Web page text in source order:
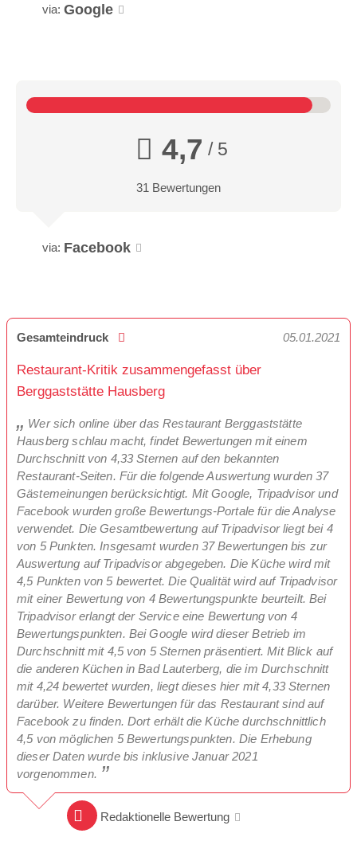
via: Google
4,7 / 5
31 Bewertungen
via: Facebook
Gesamteindruck 05.01.2021
Restaurant-Kritik zusammengefasst über
Berggaststätte Hausberg
Wer sich online über das Restaurant Berggaststätte
Hausberg schlau macht, findet Bewertungen mit einem
Durchschnitt von 4,33 Sternen auf den bekannten
Restaurant-Seiten. Für die folgende Auswertung wurden 37
Gästemeinungen berücksichtigt. Mit Google, Tripadvisor und
Facebook wurden große Bewertungs-Portale für die Analyse
verwendet. Die Gesamtbewertung auf Tripadvisor liegt bei 4
von 5 Punkten. Insgesamt wurden 37 Bewertungen bis zur
Auswertung auf Tripadvisor abgegeben. Die Küche wird mit
4,5 Punkten von 5 bewertet. Die Qualität wird auf Tripadvisor
mit einer Bewertung von 4 Bewertungspunkte beurteilt. Bei
Tripadvisor erlangt der Service eine Bewertung von 4
Bewertungspunkten. Bei Google wird dieser Betrieb im
Durchschnitt mit 4,5 von 5 Sternen präsentiert. Mit Blick auf
die anderen Küchen in Bad Lauterberg, die im Durchschnitt
mit 4,24 bewertet wurden, liegt dieses hier mit 4,33 Sternen
darüber. Weitere Bewertungen für das Restaurant sind auf
Facebook zu finden. Dort erhält die Küche durchschnittlich
4,5 von möglichen 5 Bewertungspunkten. Die Erhebung
dieser Daten wurde bis inklusive Januar 2021
vorgenommen.
Redaktionelle Bewertung